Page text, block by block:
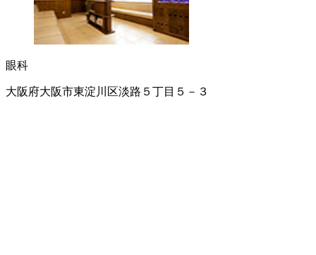
眼科
大阪府大阪市東淀川区淡路５丁目５－３